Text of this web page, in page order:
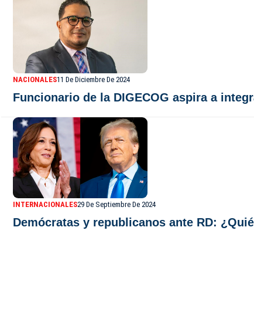
NACIONALES11 De Diciembre De 2024
Funcionario de la DIGECOG aspira a
INTERNACIONALES29 De Septiembre De 2024
Demócratas y republicanos ante RD: